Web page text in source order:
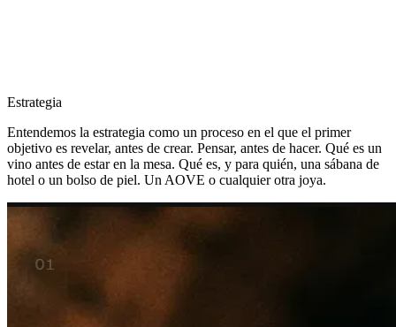
Estrategia
Entendemos la estrategia como un proceso en el que el primer
objetivo es revelar, antes de crear. Pensar, antes de hacer. Qué es un
vino antes de estar en la mesa. Qué es, y para quién, una sábana de
hotel o un bolso de piel. Un AOVE o cualquier otra joya.